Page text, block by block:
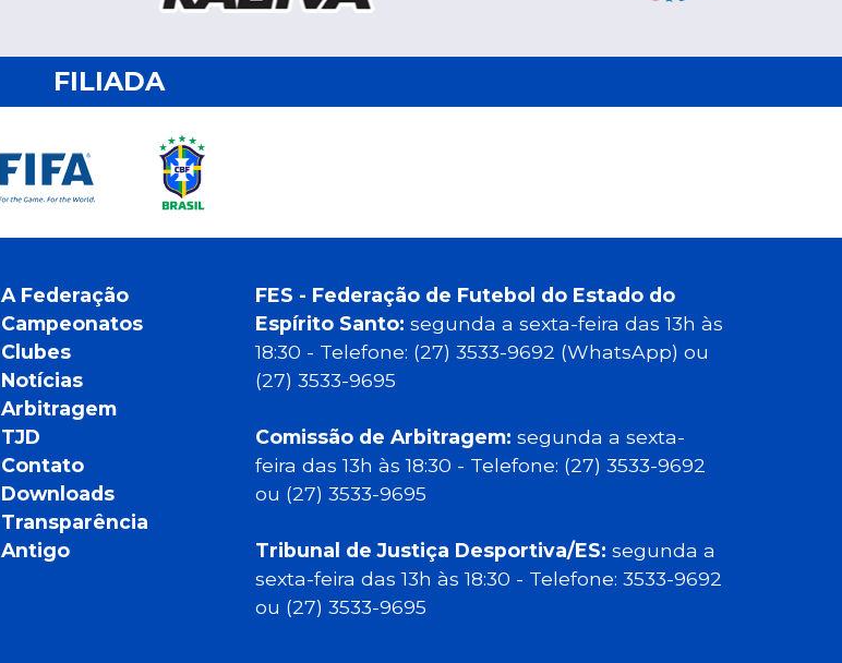
FILIADA
A Federação
Campeonatos
Clubes
Notícias
Arbitragem
TJD
Contato
Downloads
Transparência
Antigo
FES - Federação de Futebol do Estado do
Espírito Santo: segunda a sexta-feira das 13h às
18:30 - Telefone: (27) 3533-9692 (WhatsApp) ou
(27) 3533-9695
Comissão de Arbitragem: segunda a sexta-
feira das 13h às 18:30 - Telefone: (27) 3533-9692
ou (27) 3533-9695
Tribunal de Justiça Desportiva/ES: segunda a
sexta-feira das 13h às 18:30 - Telefone: 3533-9692
ou (27) 3533-9695